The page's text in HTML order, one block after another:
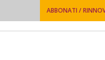
ABBONATI /